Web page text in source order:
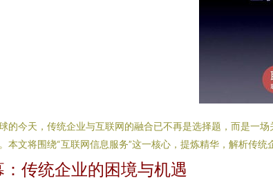
的今天，传统企业与互联网的融合已不再是选择题，而是一
本文将围绕“互联网信息服务”这一核心，提炼精华，解析传统
传统企业的困境与机遇